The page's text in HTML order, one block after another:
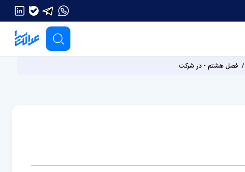
فصل هشتم - در شرکت